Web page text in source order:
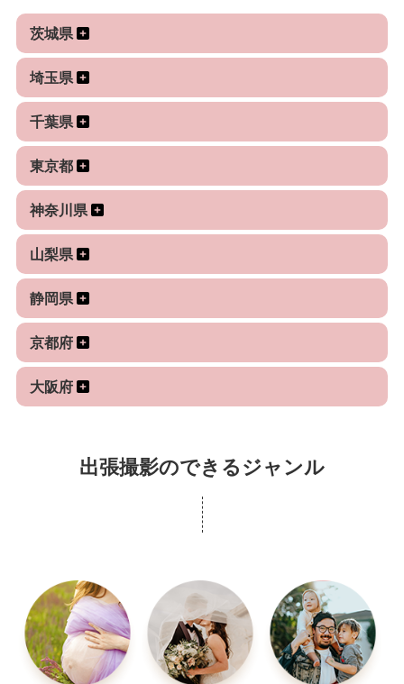
なども条件にもよりますが詳しい場所は撮影時にご
案内させていただいております。
都内
新宿西口方面、新宿御苑、四ツ谷、上野、東京
駅、丸の内、千鳥ヶ淵、日比谷 公園、銀座、東京
タワー、芝公園、品川、田町、天皇洲、目黒、五反
田、恵比寿、渋谷、原宿、六本木ミッドタウン、六
本木ヒルズ、新国立美術館、東京フォーラム、多摩
川、お台場、東京湾、汐留、昭和記念公園、等々力
渓谷
神奈川、埼玉、千葉
横浜みなとみらい、中華街、山下公園&赤煉瓦、
日本大通り、八景島シーパラダイス、川越小江戸、
Tokyo Disney resort、鎌倉、横須賀観音崎周辺
京都 祇園近辺
4.私の得意とする撮影
プロのモデルさんから一般の方を撮影していて皆
さんの感想や評価コメントをいただきながら自分の
得意と思う撮影は以下のようなパターンかなと思っ
1)自然の中での開放感、人と自然の共存している
バランス、美しさ
2)屋内での単焦点レンズでの焦点を絞った人物写
真
3)個人のプロフィール、SNS写真
1. 服装について
1)1時間ほどの撮影時間場合でも一回着替えるのは可
能ですので必要であればご検討ください。
2) 季節的に冬仕様とか真夏仕様のように特化するの
でなく今後の使い方によりますがオールシーズン仕
様の服装を考慮しておくと汎用的かと思います。
もちろん各季節に特化した撮影もokです。
3) 夜間などはストロボも使いますが、黒っぽい
服装は暗闇と同化してしまったり、逆に昼間など周
囲の色にもよりますが美しい白が全く目立たなくな
ってしまうケースもあり、特に黒、白一色、その他
の色でも一色だけの場合は撮影する周辺の状況によ
り効果が薄れる場合もありますので事前に考えてみ
ましょう。
2. 撮影時の演出につきまして
まずは趣味などあれば自分をアピールするのに
の。(ファングッズとか)、小物などの利用で自分のポ
ーズなどで表現できない点を補う事が出来ます。
特に思いが詰まった記念の場合には、その思い
(よく同じ時の他の人が撮影した写真と比べる
と、同じ宴会の写真なのにこっちの方が楽しいなあ
とかいいなあとか違いを感じる事があります。)
3. 撮影ポーズについて
茨城県
埼玉県
千葉県
東京都
神奈川県
山梨県
静岡県
京都府
大阪府
出張撮影のできるジャンル